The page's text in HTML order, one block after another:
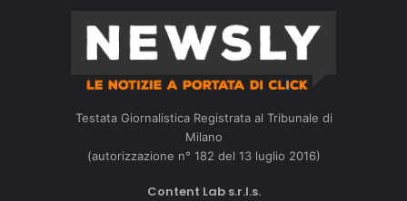
Testata Giornalistica Registrata al Tribunale di
Milano
(autorizzazione n° 182 del 13 luglio 2016)
Content Lab s.r.l.s.